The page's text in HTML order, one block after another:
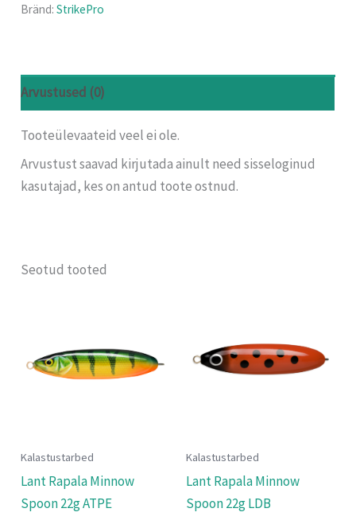
Bränd:StrikePro
Arvustused (0)
Tooteülevaateid veel ei ole.
Arvustust saavad kirjutada ainult need sisseloginud
kasutajad, kes on antud toote ostnud.
Seotud tooted
Kalastustarbed
Lant Rapala Minnow
Spoon 22g ATPE
Kalastustarbed
Lant Rapala Minnow
Spoon 22g LDB